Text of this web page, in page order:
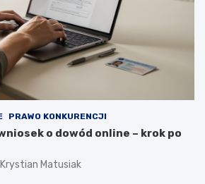
PRAWO KONKURENCJI
o dowód online – krok po
Krystian Matusiak